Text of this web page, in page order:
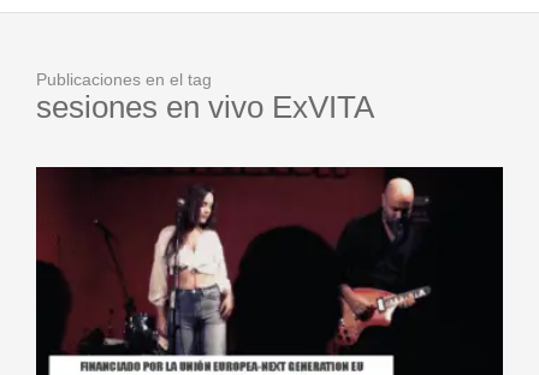
Publicaciones en el tag
sesiones en vivo ExVITA